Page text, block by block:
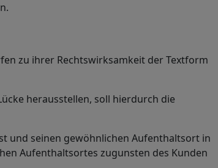
zu ihrer Rechtswirksamkeit der Textform
herausstellen, soll hierdurch die
und seinen gewöhnlichen Aufenthaltsort in
Aufenthaltsortes zugunsten des Kunden